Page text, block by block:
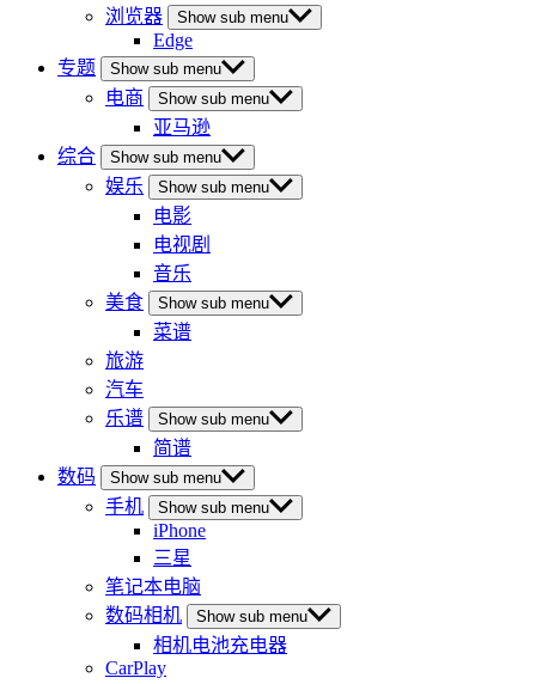
浏览器
Show sub menu
Edge
专题
Show sub menu
电商 Show sub menu
亚马逊
综合
Show sub menu
娱乐 Show sub menu
电影
电视剧
音乐
美食
Show sub menu
菜谱
旅游
汽车
乐谱
Show sub menu
简谱
数码
Show sub menu
手机 Show sub menu
iPhone
三星
笔记本电脑
数码相机
Show sub menu
相机电池充电器
CarPlay